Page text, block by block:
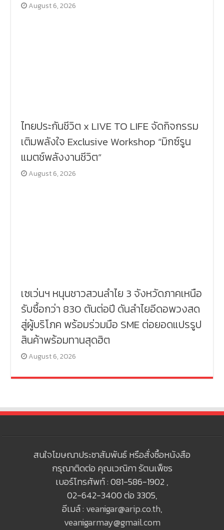
August 6, 2026
ไทยประกันชีวิต x LIVE TO LIFE จัดกิจกรรม
เติมพลังใจ Exclusive Workshop “มิกซ์รูน
แมตช์พลังงานชีวิต”
August 6, 2026
เซเว่นฯ หนุนชาวสวนลำไย 3 จังหวัดภาคเหนือ
รับซื้อกว่า 830 ตันต่อปี ดันลำไยอีดอพวงสด
สู่ผู้บริโภค พร้อมร่วมมือ SME ต่อยอดแปรรูป
สินค้าพร้อมทานสุดฮิต
August 6, 2026
สนใจโฆษณาประชาสัมพันธ์ หรือสั่งซื้อหนังสือ
กรุณาติดต่อ คุณเวณิกา รัตนเพ็ชร
เบอร์โทรศัพท์ : 081-586-1902 ,
02-642-3400 ต่อ 3305,
อีเมล์ : veanigar@arip.co.th,
veanigarmay@gmail.com